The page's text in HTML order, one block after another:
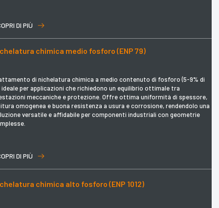
DI PIÙ
chimica medio fosforo (ENP 79)
di nichelatura chimica a medio contenuto di fosforo (5-9% di
ideale per applicazioni che richiedono un equilibrio ottimale tra
meccaniche e protezione. Offre ottima uniformità di spessore,
omogenea e buona resistenza a usura e corrosione, rendendolo una
versatile e affidabile per componenti industriali con geometrie
DI PIÙ
chimica alto fosforo (ENP 1012)